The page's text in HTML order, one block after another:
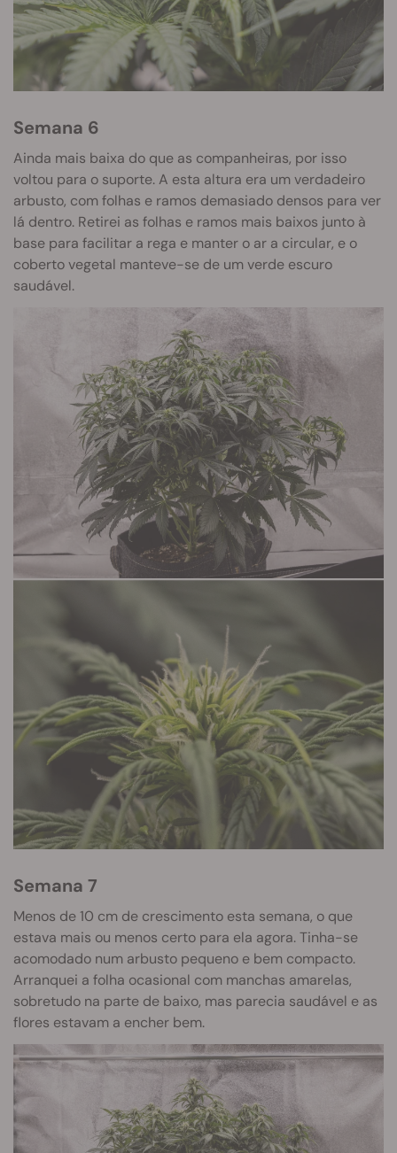
Semana 6
Ainda mais baixa do que as companheiras, por isso
voltou para o suporte. A esta altura era um verdadeiro
arbusto, com folhas e ramos demasiado densos para ver
lá dentro. Retirei as folhas e ramos mais baixos junto à
base para facilitar a rega e manter o ar a circular, e o
coberto vegetal manteve-se de um verde escuro
saudável.
Semana 7
Menos de 10 cm de crescimento esta semana, o que
estava mais ou menos certo para ela agora. Tinha-se
acomodado num arbusto pequeno e bem compacto.
Arranquei a folha ocasional com manchas amarelas,
sobretudo na parte de baixo, mas parecia saudável e as
flores estavam a encher bem.